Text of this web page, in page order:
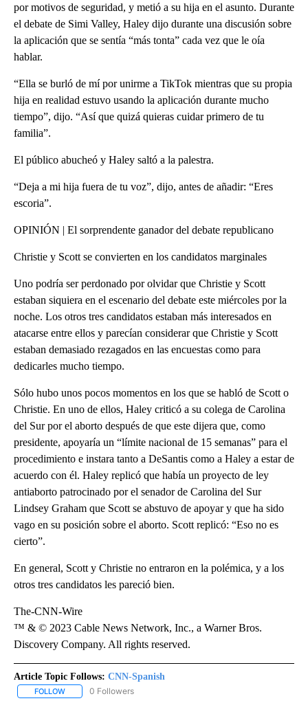
por motivos de seguridad, y metió a su hija en el asunto. Durante
el debate de Simi Valley, Haley dijo durante una discusión sobre
la aplicación que se sentía “más tonta” cada vez que le oía
hablar.
“Ella se burló de mí por unirme a TikTok mientras que su propia
hija en realidad estuvo usando la aplicación durante mucho
tiempo”, dijo. “Así que quizá quieras cuidar primero de tu
familia”.
El público abucheó y Haley saltó a la palestra.
“Deja a mi hija fuera de tu voz”, dijo, antes de añadir: “Eres
escoria”.
OPINIÓN | El sorprendente ganador del debate republicano
Christie y Scott se convierten en los candidatos marginales
Uno podría ser perdonado por olvidar que Christie y Scott
estaban siquiera en el escenario del debate este miércoles por la
noche. Los otros tres candidatos estaban más interesados en
atacarse entre ellos y parecían considerar que Christie y Scott
estaban demasiado rezagados en las encuestas como para
dedicarles mucho tiempo.
Sólo hubo unos pocos momentos en los que se habló de Scott o
Christie. En uno de ellos, Haley criticó a su colega de Carolina
del Sur por el aborto después de que este dijera que, como
presidente, apoyaría un “límite nacional de 15 semanas” para el
procedimiento e instara tanto a DeSantis como a Haley a estar de
acuerdo con él. Haley replicó que había un proyecto de ley
antiaborto patrocinado por el senador de Carolina del Sur
Lindsey Graham que Scott se abstuvo de apoyar y que ha sido
vago en su posición sobre el aborto. Scott replicó: “Eso no es
cierto”.
En general, Scott y Christie no entraron en la polémica, y a los
otros tres candidatos les pareció bien.
The-CNN-Wire
™ & © 2023 Cable News Network, Inc., a Warner Bros.
Discovery Company. All rights reserved.
Article Topic Follows: CNN-Spanish
FOLLOW FOLLOW "CNN-SPANISH" TO RECEIVE NOTIFICATIONS ABOUT
0 Followers